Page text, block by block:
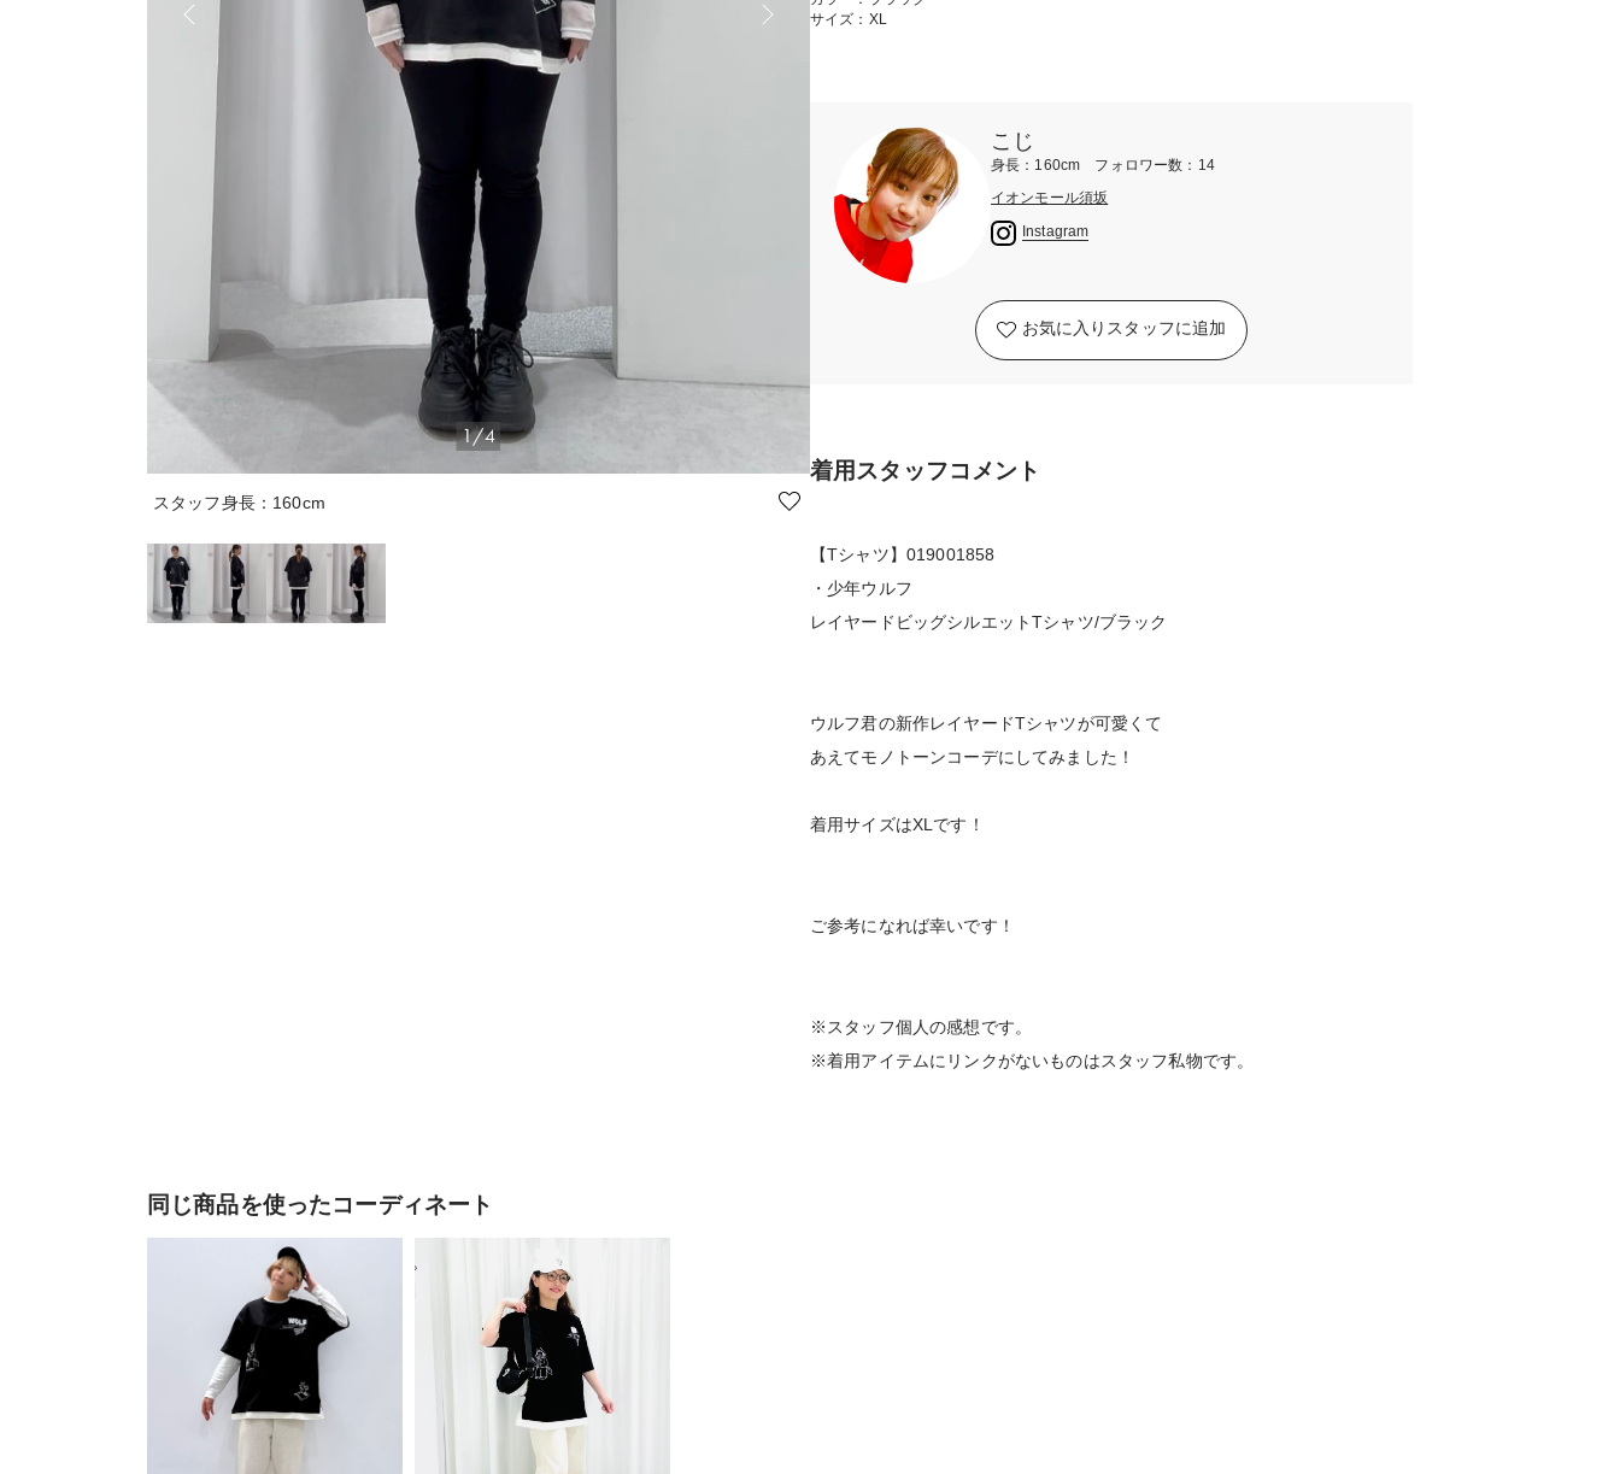
1/4
スタッフ身長：160cm
サイズ：XL
こじ
身長：160cm フォロワー数：14
イオンモール須坂
Instagram
お気に入りスタッフに追加
着用スタッフコメント
【Tシャツ】019001858
・少年ウルフ
レイヤードビッグシルエットTシャツ/ブラック
ウルフ君の新作レイヤードTシャツが可愛くて
あえてモノトーンコーデにしてみました！
着用サイズはXLです！
ご参考になれば幸いです！
※スタッフ個人の感想です。
※着用アイテムにリンクがないものはスタッフ私物です。
同じ商品を使ったコーディネート